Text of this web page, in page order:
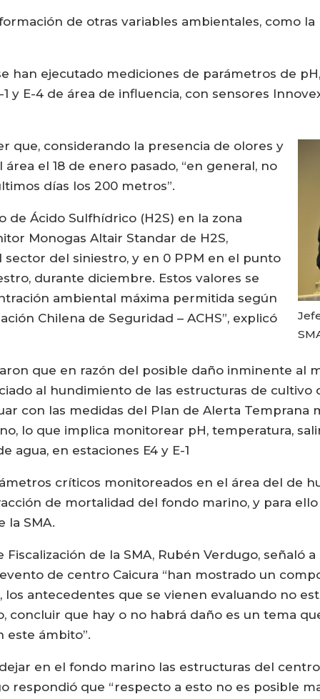
de otras variables ambientales, como
han ejecutado mediciones de parámetros de
y E-4 de área de influencia, con sensores
que, considerando la presencia de olores y
el 18 de enero pasado, “en general, no
días los 200 metros”.
de Ácido Sulfhídrico (H2S) en la zona
Monogas Altair Standar de H2S,
del siniestro, y en 0 PPM en el punto
durante diciembre. Estos valores se
ambiental máxima permitida según
Chilena de Seguridad – ACHS”, explicó
que en razón del posible daño inminente al
al hundimiento de las estructuras de cultivo
con las medidas del Plan de Alerta Temprana
lo que implica monitorear pH, temperatura,
agua, en estaciones E4 y E-1
críticos monitoreados en el área del de
de mortalidad del fondo marino, y para
la SMA.
de la SMA, Rubén Verdugo, señaló
de centro Caicura “han mostrado un
los antecedentes que se vienen evaluando no
concluir que hay o no habrá daño es un tema
este ámbito”.
en el fondo marino las estructuras del
respondió que “respecto a esto no es posible